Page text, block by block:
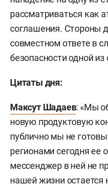
рассматриваться как
соглашения. Стороны
совместном ответе в
безопасности одной из
Цитаты дня:
Максут Шадаев: «Мы
новую продуктовую
публично мы не
регионами сегодня ее
мессенджер в ней не
нашей жизни остается